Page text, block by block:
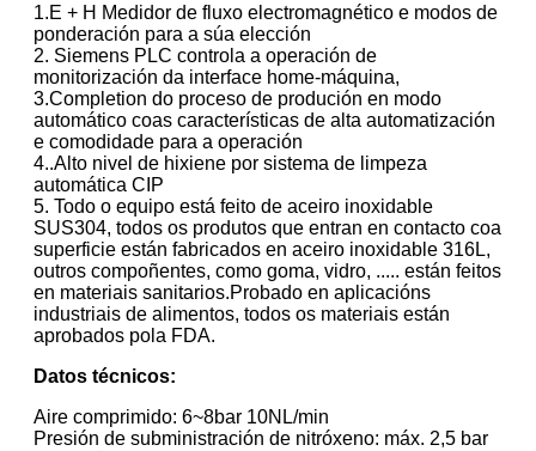
1.E + H Medidor de fluxo electromagnético e modos de
ponderación para a súa elección
2. Siemens PLC controla a operación de
monitorización da interface home-máquina,
3.Completion do proceso de produción en modo
automático coas características de alta automatización
e comodidade para a operación
4..Alto nivel de hixiene por sistema de limpeza
automática CIP
5. Todo o equipo está feito de aceiro inoxidable
SUS304, todos os produtos que entran en contacto coa
superficie están fabricados en aceiro inoxidable 316L,
outros compoñentes, como goma, vidro, ..... están feitos
en materiais sanitarios.Probado en aplicacións
industriais de alimentos, todos os materiais están
aprobados pola FDA.
Datos técnicos:
Aire comprimido: 6~8bar 10NL/min
Presión de subministración de nitróxeno: máx. 2,5 bar